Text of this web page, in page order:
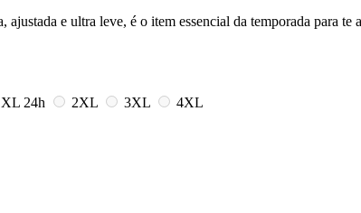
e ultra leve, é o item essencial da temporada para te
XL 24h 2XL 3XL
4XL